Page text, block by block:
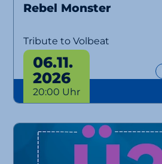
Rebel Monster
Tribute to Volbeat
06.11.
2026
20:00 Uhr